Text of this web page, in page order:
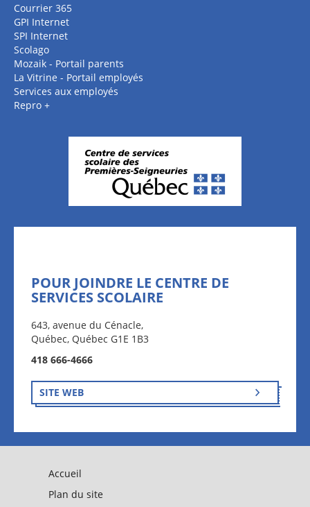
Courrier 365
GPI Internet
SPI Internet
Scolago
Mozaik - Portail parents
La Vitrine - Portail employés
Services aux employés
Repro +
POUR JOINDRE LE CENTRE DE
SERVICES SCOLAIRE
643, avenue du Cénacle,
Québec, Québec G1E 1B3
418 666-4666
SITE WEB
Accueil
Plan du site